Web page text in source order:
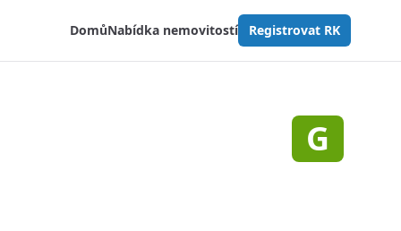
DomůNabídka nemovitostí Registrovat RK
G